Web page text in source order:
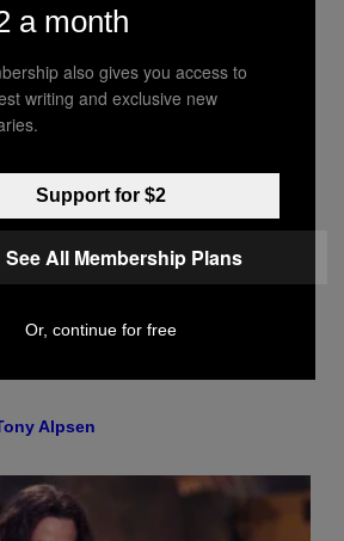
Alpsen
Osbourne and Piers
That Jerry Springer
Up
Alpsen
a month
also gives you access to
writing and exclusive new
Support for $2
See All Membership Plans
Or, continue for free